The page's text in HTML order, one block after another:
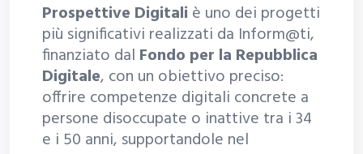
Prospettive Digitali è uno dei progetti
più significativi realizzati da Inform@ti,
finanziato dal Fondo per la Repubblica
Digitale, con un obiettivo preciso:
offrire competenze digitali concrete a
persone disoccupate o inattive tra i 34
e i 50 anni, supportandole nel